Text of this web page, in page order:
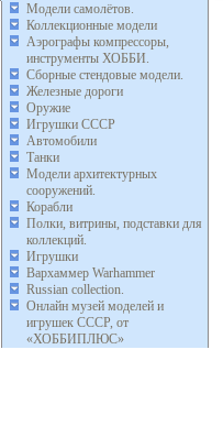
Модели самолётов.
Коллекционные модели
Аэрографы компрессоры,
инструменты ХОББИ.
Сборные стендовые модели.
Железные дороги
Оружие
Игрушки СССР
Автомобили
Танки
Модели архитектурных
сооружений.
Корабли
Полки, витрины, подставки для
коллекций.
Игрушки
Вархаммер Warhammer
Russian collection.
Онлайн музей моделей и
игрушек СССР, от
«ХОББИПЛЮС»